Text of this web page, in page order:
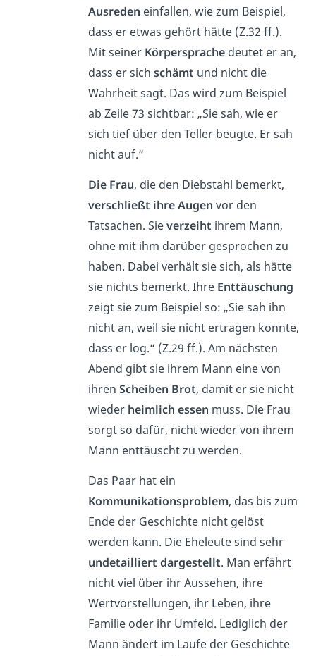
Ausreden einfallen, wie zum Beispiel,
dass er etwas gehört hätte (Z.32 ff.).
Mit seiner Körpersprache deutet er an,
dass er sichschämt und nicht die
Wahrheit sagt. Das wird zum Beispiel
ab Zeile 73 sichtbar: „Sie sah, wie er
sich tief über den Teller beugte. Er sah
nicht auf.“
Die Frau, die den Diebstahl bemerkt,
verschließt ihre Augen vor den
Tatsachen. Sieverzeiht ihrem Mann,
ohne mit ihm darüber gesprochen zu
haben. Dabei verhält sie sich, als hätte
sie nichts bemerkt. Ihre Enttäuschung
zeigt sie zum Beispiel so: „Sie sah ihn
nicht an, weil sie nicht ertragen konnte,
dass er log.“ (Z.29 ff.). Am nächsten
Abend gibt sie ihrem Mann eine von
ihrenScheiben Brot, damit er sie nicht
wieder heimlich essen muss. Die Frau
sorgt so dafür, nicht wieder von ihrem
Mann enttäuscht zu werden.
Das Paar hat ein
Kommunikationsproblem, das bis zum
Ende der Geschichte nicht gelöst
werden kann. Die Eheleute sind sehr
undetailliert dargestellt. Man erfährt
nicht viel über ihr Aussehen, ihre
Wertvorstellungen, ihr Leben, ihre
Familie oder ihr Umfeld. Lediglich der
Mann ändert im Laufe der Geschichte